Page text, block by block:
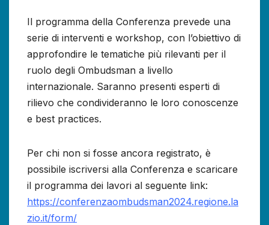
Il programma della Conferenza prevede una
serie di interventi e workshop, con l’obiettivo di
approfondire le tematiche più rilevanti per il
ruolo degli Ombudsman a livello
internazionale. Saranno presenti esperti di
rilievo che condivideranno le loro conoscenze
e best practices.
Per chi non si fosse ancora registrato, è
possibile iscriversi alla Conferenza e scaricare
il programma dei lavori al seguente link:
https://conferenzaombudsman2024.regione.la
zio.it/form/